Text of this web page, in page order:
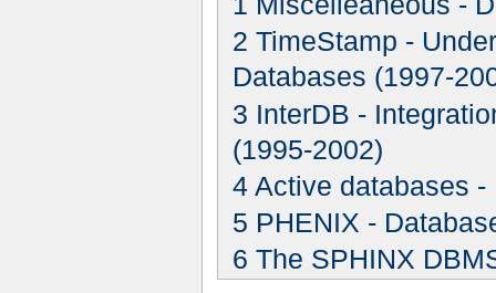
2 TimeStamp -
Databases (1997-
3 InterDB -
(1995-2002)
4 Active databases
5 PHENIX -
6 The SPHINX